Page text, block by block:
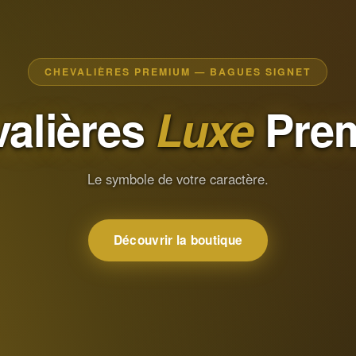
CHEVALIÈRES PREMIUM — BAGUES SIGNET
Luxe
Le symbole de votre caractère.
Découvrir la boutique